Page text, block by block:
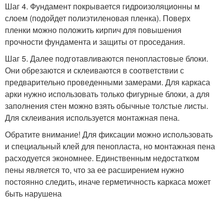
Шаг 4. Фундамент покрывается гидроизоляционны м
слоем (подойдет полиэтиленовая пленка). Поверх
пленки можно положить кирпич для повышения
прочности фундамента и защиты от проседания.
Шаг 5. Далее подготавливаются пенопластовые блоки.
Они обрезаются и склеиваются в соответствии с
предварительно проведенными замерами. Для каркаса
арки нужно использовать только фигурные блоки, а для
заполнения стен можно взять обычные толстые листы.
Для склеивания используется монтажная пена.
Обратите внимание! Для фиксации можно использовать
и специальный клей для пенопласта, но монтажная пена
расходуется экономнее. Единственным недостатком
пены является то, что за ее расширением нужно
постоянно следить, иначе герметичность каркаса может
быть нарушена